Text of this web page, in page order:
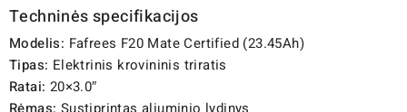
Techninės specifikacijos
Modelis: Fafrees F20 Mate Certified (23.45Ah)
Tipas: Elektrinis krovininis triratis
Ratai: 20×3.0″